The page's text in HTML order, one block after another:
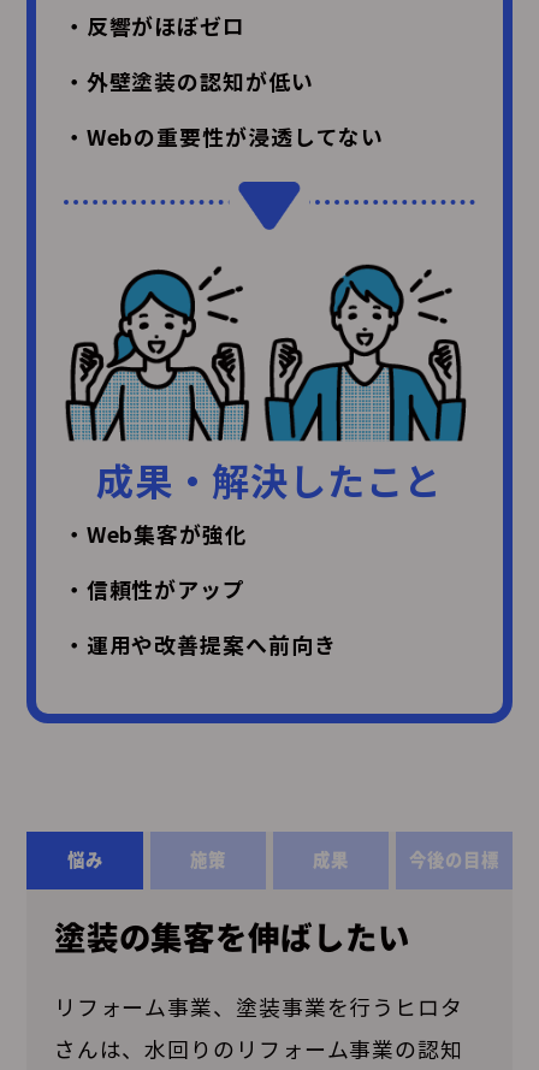
・反響がほぼゼロ
・外壁塗装の認知が低い
・Webの重要性が浸透してない
成果・解決したこと
・Web集客が強化
・信頼性がアップ
・運用や改善提案へ前向き
悩み 施策 成果 今後の目標
塗装の集客を伸ばしたい
リフォーム事業、塗装事業を行うヒロタ
さんは、水回りのリフォーム事業の認知